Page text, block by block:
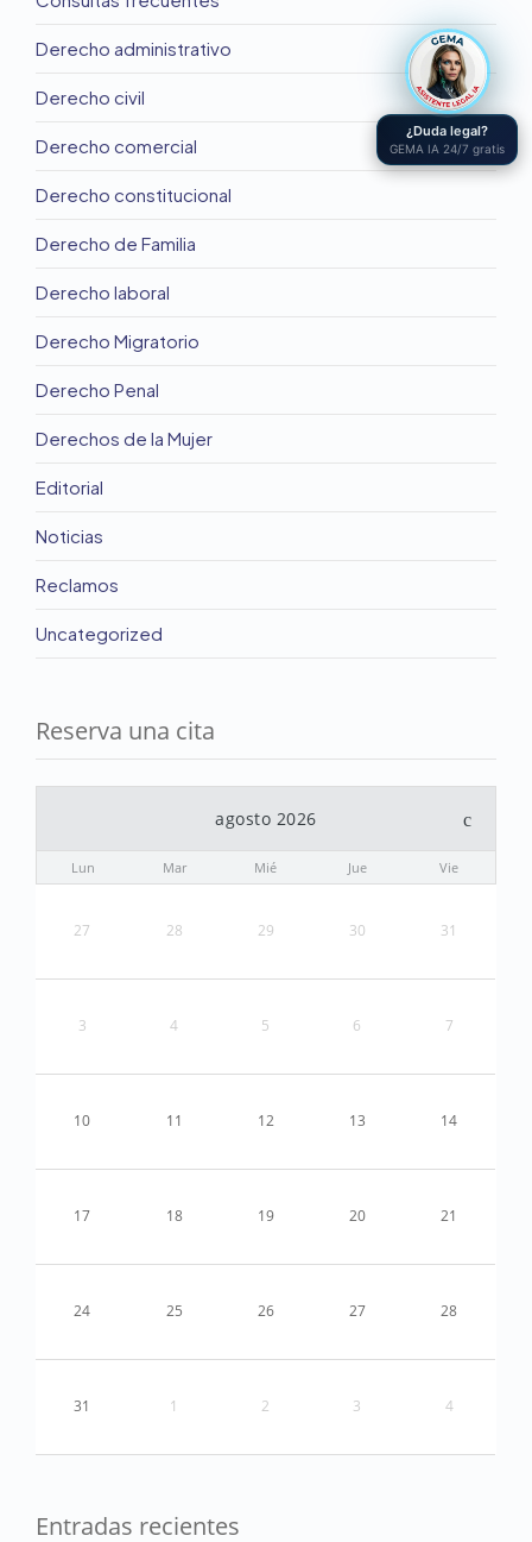
Derecho administrativo
Derecho civil
Derecho comercial
Derecho constitucional
Derecho de Familia
Derecho laboral
Derecho Migratorio
Derecho Penal
Derechos de la Mujer
Editorial
Noticias
Reclamos
Uncategorized
Reserva una cita
agosto 2026
Lun Mar Mié Jue Vie
27 28 29 30 31
3 4 5 6 7
10 11 12 13 14
17 18 19 20 21
24 25 26 27 28
31 1 2 3 4
Entradas recientes
¿Duda legal?
GEMA IA 24/7 gratis